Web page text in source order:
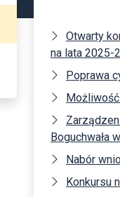
Otwarty
na lata 2025-
Poprawa
Boguchwała
Nabór
Konkursu